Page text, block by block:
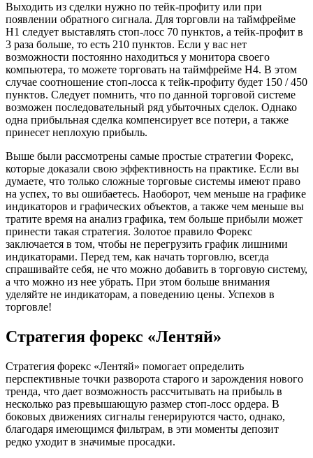
Выходить из сделки нужно по тейк-профиту или при
появлении обратного сигнала. Для торговли на таймфрейме
H1 следует выставлять стоп-лосс 70 пунктов, а тейк-профит в
3 раза больше, то есть 210 пунктов. Если у вас нет
возможности постоянно находиться у монитора своего
компьютера, то можете торговать на таймфрейме H4. В этом
случае соотношение стоп-лосса к тейк-профиту будет 150 / 450
пунктов. Следует помнить, что по данной торговой системе
возможен последовательный ряд убыточных сделок. Однако
одна прибыльная сделка компенсирует все потери, а также
принесет неплохую прибыль.
Выше были рассмотрены самые простые стратегии Форекс,
которые доказали свою эффективность на практике. Если вы
думаете, что только сложные торговые системы имеют право
на успех, то вы ошибаетесь. Наоборот, чем меньше на графике
индикаторов и графических объектов, а также чем меньше вы
тратите время на анализ графика, тем больше прибыли может
принести такая стратегия. Золотое правило Форекс
заключается в том, чтобы не перегрузить график лишними
индикаторами. Перед тем, как начать торговлю, всегда
спрашивайте себя, не что можно добавить в торговую систему,
а что можно из нее убрать. При этом больше внимания
уделяйте не индикаторам, а поведению цены. Успехов в
торговле!
Стратегия форекс «Лентяй»
Стратегия форекс «Лентяй» помогает определить
перспективные точки разворота старого и зарождения нового
тренда, что дает возможность рассчитывать на прибыль в
несколько раз превышающую размер стоп-лосс ордера. В
боковых движениях сигналы генерируются часто, однако,
благодаря имеющимся фильтрам, в эти моменты депозит
редко уходит в значимые просадки.